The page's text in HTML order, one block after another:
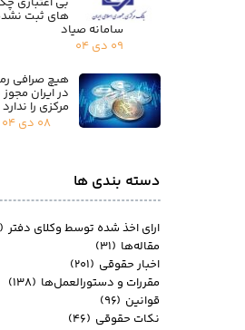
دسته بندی ها
های ثبت
سامانه صیاد
۰۹ دی ۰۴
هیچ صرافی
در ایران
مرکزی را ندارد
۰۸ دی ۰۴
ارای اخذ شده توسط وکلای دفتر (۳۳)
مقاله‌ها (۳۱)
اخبار حقوقی (۲۰۱)
مقررات و دستورالعمل‌ها (۱۳۸)
قوانین (۹۶)
نکات حقوقی (۴۶)